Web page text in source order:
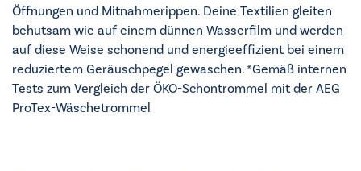
Öffnungen und Mitnahmerippen. Deine Textilien gleiten
behutsam wie auf einem dünnen Wasserfilm und werden
auf diese Weise schonend und energieeffizient bei einem
reduziertem Geräuschpegel gewaschen. *Gemäß internen
Tests zum Vergleich der ÖKO-Schontrommel mit der AEG
ProTex-Wäschetrommel